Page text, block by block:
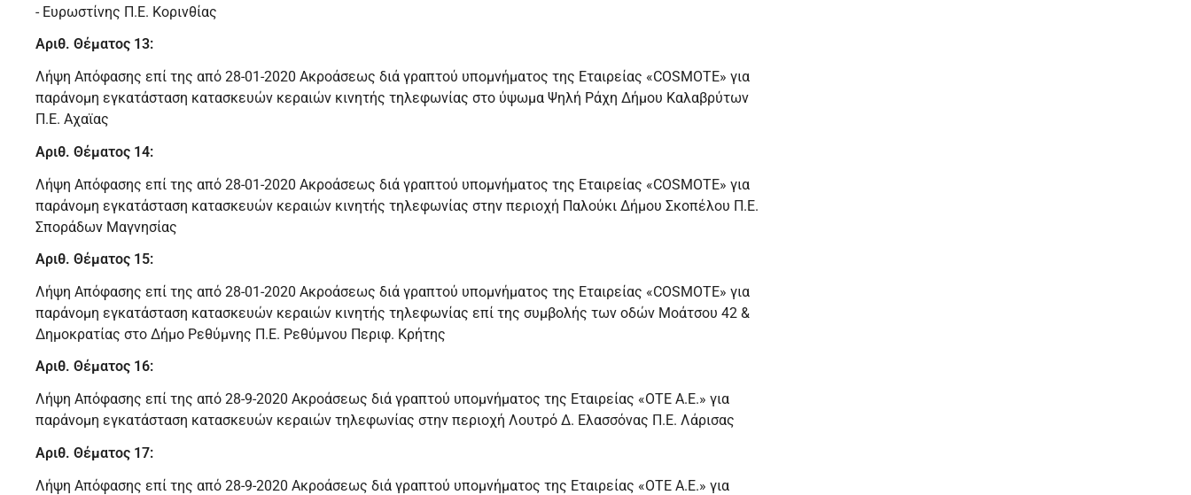
- Ευρωστίνης Π.Ε. Κορινθίας
Αριθ. Θέματος 13:
Λήψη Απόφασης επί της από 28-01-2020 Ακροάσεως διά γραπτού υπομνήματος της Εταιρείας «COSMOTE» για
παράνομη εγκατάσταση κατασκευών κεραιών κινητής τηλεφωνίας στο ύψωμα Ψηλή Ράχη Δήμου Καλαβρύτων
Π.Ε. Αχαϊας
Αριθ. Θέματος 14:
Λήψη Απόφασης επί της από 28-01-2020 Ακροάσεως διά γραπτού υπομνήματος της Εταιρείας «COSMOTE» για
παράνομη εγκατάσταση κατασκευών κεραιών κινητής τηλεφωνίας στην περιοχή Παλούκι Δήμου Σκοπέλου Π.Ε.
Σποράδων Μαγνησίας
Αριθ. Θέματος 15:
Λήψη Απόφασης επί της από 28-01-2020 Ακροάσεως διά γραπτού υπομνήματος της Εταιρείας «COSMOTE» για
παράνομη εγκατάσταση κατασκευών κεραιών κινητής τηλεφωνίας επί της συμβολής των οδών Μοάτσου 42 &
Δημοκρατίας στο Δήμο Ρεθύμνης Π.Ε. Ρεθύμνου Περιφ. Κρήτης
Αριθ. Θέματος 16:
Λήψη Απόφασης επί της από 28-9-2020 Ακροάσεως διά γραπτού υπομνήματος της Εταιρείας «OTE A.E.» για
παράνομη εγκατάσταση κατασκευών κεραιών τηλεφωνίας στην περιοχή Λουτρό Δ. Ελασσόνας Π.Ε. Λάρισας
Αριθ. Θέματος 17:
Λήψη Απόφασης επί της από 28-9-2020 Ακροάσεως διά γραπτού υπομνήματος της Εταιρείας «OTE A.E.» για